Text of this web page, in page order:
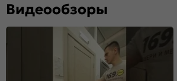
Видеообзоры